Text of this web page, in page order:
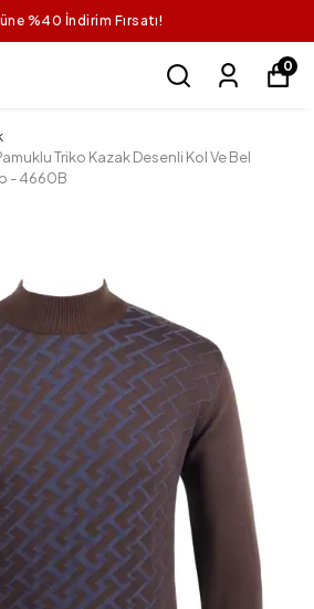
%40 İndirim Fırsatı!
0
Triko Kazak Desenli Kol Ve Bel
- 4660B